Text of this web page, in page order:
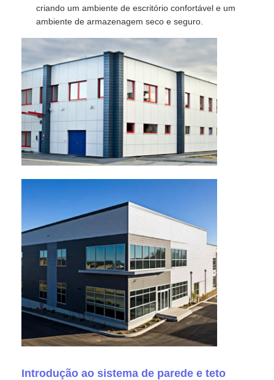
criando um ambiente de escritório confortável e um
ambiente de armazenagem seco e seguro.
Introdução ao sistema de parede e teto